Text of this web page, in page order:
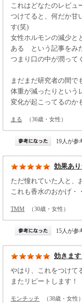
これはどなたのレビュ
つけてると、何だか甘
す(笑)
女性ホルモンの減少と
ある という記事をみ
つまり口の中が潤って
まだまだ研究者の間で
体重が減ったりという
変化が起こってるのか
まる （36歳・女性）
19人が参
効果あ
ただ憧れていた人と、
これも香水のおかげ・
TMM （30歳・女性）
15人が参
効きます
やはり、これをつけて
またリピートします！
モンチッチ （38歳・女性）